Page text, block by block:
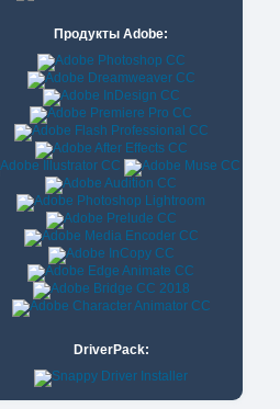
Продукты Adobe:
DriverPack: